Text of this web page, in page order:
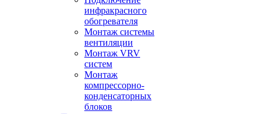
инфракрасного
обогревателя
Монтаж системы
вентиляции
Монтаж VRV
систем
Монтаж
компрессорно-
конденсаторных
блоков